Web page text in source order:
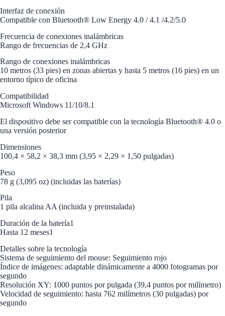
Interfaz de conexión
Compatible con Bluetooth® Low Energy 4.0 / 4.1 /4.2/5.0
Frecuencia de conexiones inalámbricas
Rango de frecuencias de 2,4 GHz
Rango de conexiones inalámbricas
10 metros (33 pies) en zonas abiertas y hasta 5 metros (16 pies) en un
entorno típico de oficina
Compatibilidad
Microsoft Windows 11/10/8.1
El dispositivo debe ser compatible con la tecnología Bluetooth® 4.0 o
una versión posterior
Dimensiones
100,4 × 58,2 × 38,3 mm (3,95 × 2,29 × 1,50 pulgadas)
Peso
78 g (3,095 oz) (incluidas las baterías)
Pila
1 pila alcalina AA (incluida y preinstalada)
Duración de la batería1
Hasta 12 meses1
Detalles sobre la tecnología
Sistema de seguimiento del mouse: Seguimiento rojo
Índice de imágenes: adaptable dinámicamente a 4000 fotogramas por
segundo
Resolución XY: 1000 puntos por pulgada (39,4 puntos por milímetro)
Velocidad de seguimiento: hasta 762 milímetros (30 pulgadas) por
segundo